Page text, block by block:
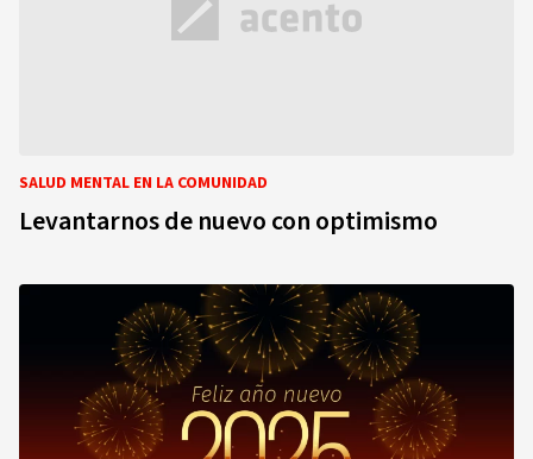
SALUD MENTAL EN LA COMUNIDAD
Levantarnos de nuevo con optimismo